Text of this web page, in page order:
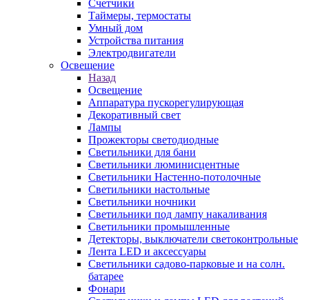
Счетчики
Таймеры, термостаты
Умный дом
Устройства питания
Электродвигатели
Освещение
Назад
Освещение
Аппаратура пускорегулирующая
Декоративный свет
Лампы
Прожекторы светодиодные
Светильники для бани
Светильники люминисцентные
Светильники Настенно-потолочные
Светильники настольные
Светильники ночники
Светильники под лампу накаливания
Светильники промышленные
Детекторы, выключатели светоконтрольные
Лента LED и аксессуары
Светильники садово-парковые и на солн.
батарее
Фонари